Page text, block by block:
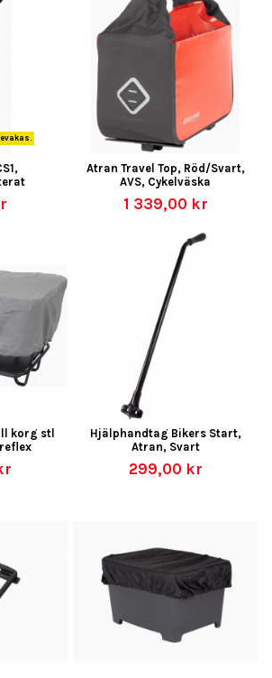
Atran Travel Top, Röd/Svart,
AVS, Cykelväska
1 339,00 kr
korg stl
Hjälphandtag Bikers Start,
Atran, Svart
299,00 kr